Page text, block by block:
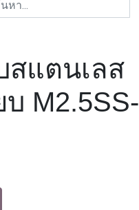
สแตนเลส
บ M2.5SS-